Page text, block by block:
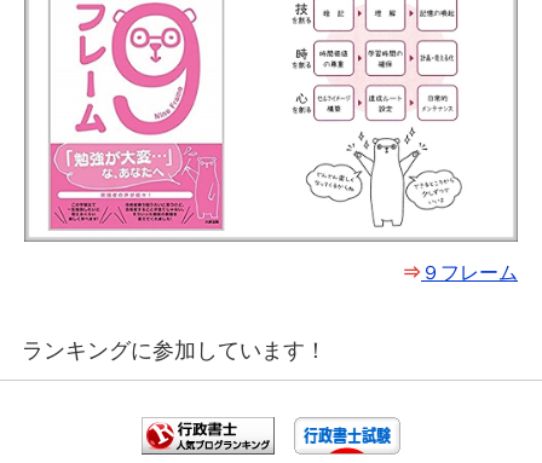
⇒ ９フレーム
ランキングに参加しています！